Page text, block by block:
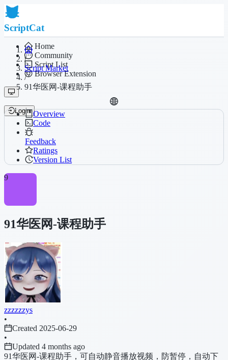
ScriptCat
Home
Community
Script List
Browser Extension
Login
/
Script Market
/
91华医网-课程助手
Overview
Code
Feedback
Ratings
Version List
9
91华医网-课程助手
zzzzzzys
•
Created 2025-06-29
•
Updated 4 months ago
91华医网-课程助手，可自动静音播放视频，防暂停，自动下